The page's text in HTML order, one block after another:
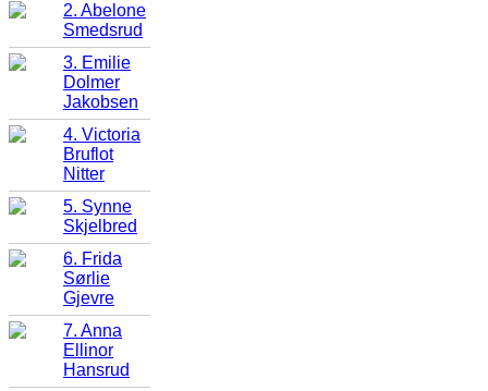
2. Abelone
Smedsrud
3. Emilie
Dolmer
Jakobsen
4. Victoria
Bruflot
Nitter
5. Synne
Skjelbred
6. Frida
Sørlie
Gjevre
7. Anna
Ellinor
Hansrud